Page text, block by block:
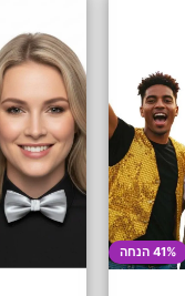
41% הנחה